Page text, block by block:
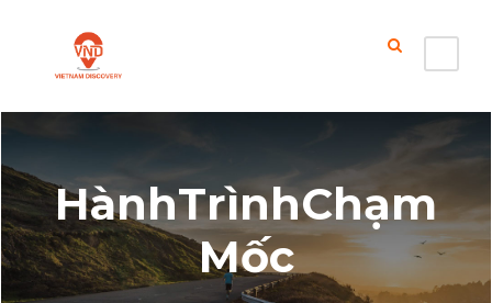
HànhTrìnhChạm
Mốc